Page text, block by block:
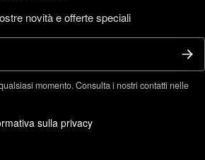
novità e offerte speciali
momento. Consulta i nostri contatti nelle
sulla privacy